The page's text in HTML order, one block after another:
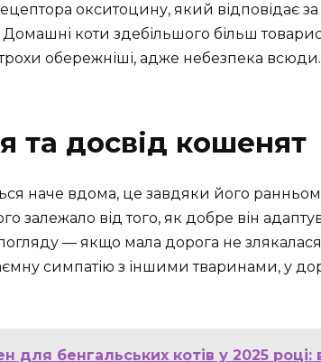
окситоцину, який відповідає
Домашні коти здебільшого більш
обережніші, адже небезпека всюди.
та досвід кошенят
наче вдома, це завдяки його
залежало від того, як добре він
— якщо мала дорога не
симпатію з іншими тваринами, у
для бенгальських котів у 2025